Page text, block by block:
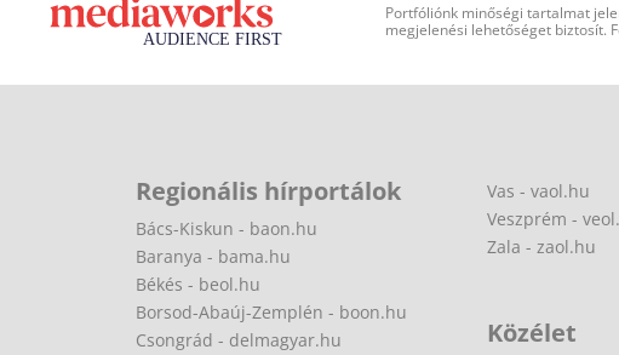
Portfóliónk minőségi tartalmat
megjelenési lehetőséget biztosít.
Regionális hírportálok
Bács-Kiskun - baon.hu
Baranya - bama.hu
Békés - beol.hu
Borsod-Abaúj-Zemplén - boon.hu
Csongrád - delmagyar.hu
Vas - vaol.hu
Veszprém -
Zala - zaol.hu
Közélet